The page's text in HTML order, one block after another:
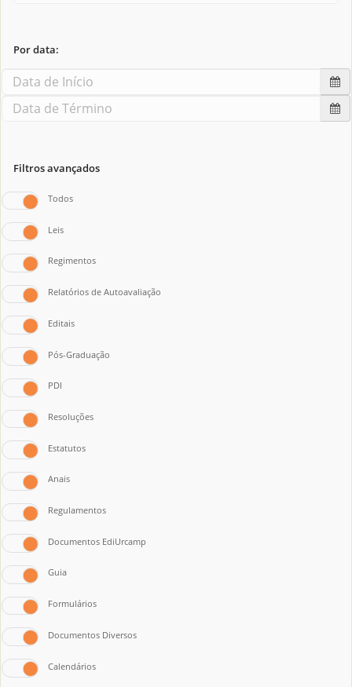
Por data:
Filtros avançados
Todos
Leis
Regimentos
Relatórios de Autoavaliação
Editais
Pós-Graduação
PDI
Resoluções
Estatutos
Anais
Regulamentos
Documentos EdiUrcamp
Guia
Formulários
Documentos Diversos
Calendários